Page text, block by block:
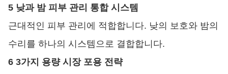
5 낮과 밤 피부 관리 통합 시스템
근대적인 피부 관리에 적합합니다. 낮의 보호와 밤의
수리를 하나의 시스템으로 결합합니다.
6 3가지 용량 시장 포용 전략